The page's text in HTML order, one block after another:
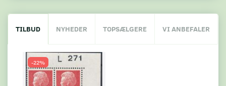
TILBUD NYHEDER TOPSÆLGERE VI ANBEFALER
-22%